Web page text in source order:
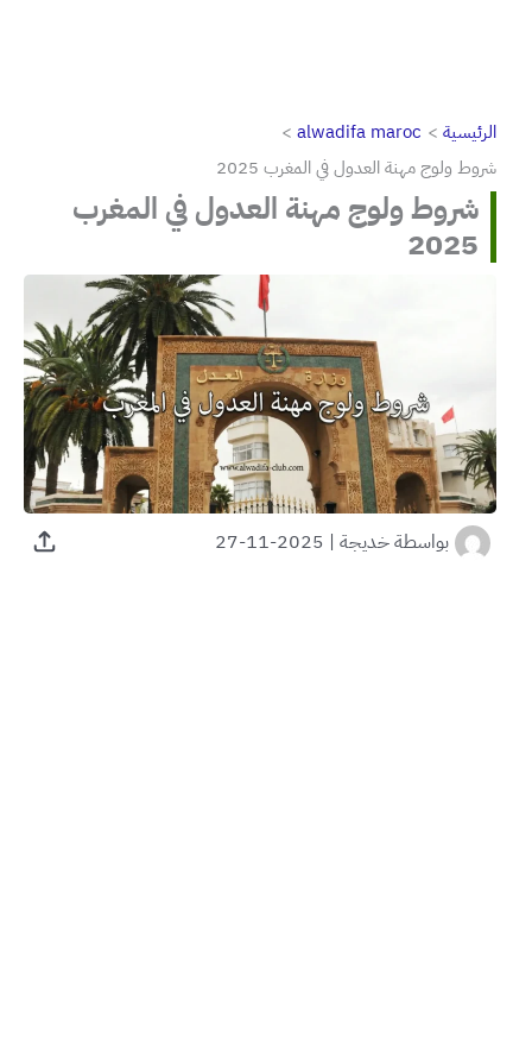
الرئيسية
alwadifa maroc
شروط ولوج مهنة العدول في المغرب 2025
شروط ولوج مهنة العدول في المغرب
2025
بواسطةخديجة |
2025-11-27